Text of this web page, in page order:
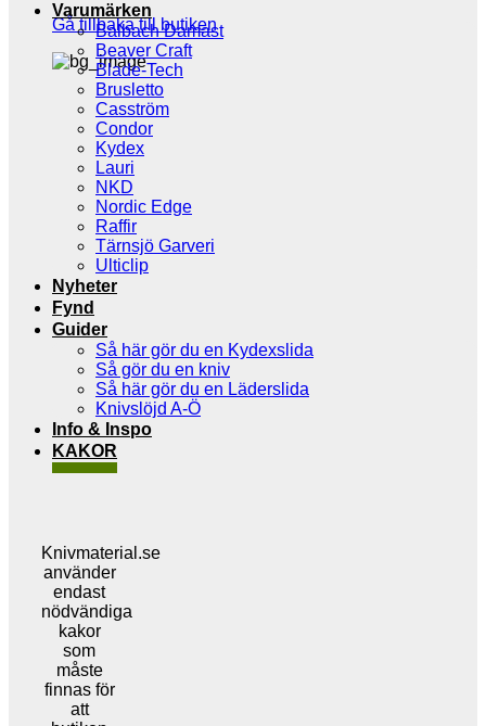
Gå tillbaka till butiken
Varumärken
Balbach Damast
Beaver Craft
Blade-Tech
Brusletto
Casström
Condor
Kydex
Lauri
NKD
Nordic Edge
Raffir
Tärnsjö Garveri
Ulticlip
Nyheter
Fynd
Guider
Så här gör du en Kydexslida
Så gör du en kniv
Så här gör du en Läderslida
Knivslöjd A-Ö
Info & Inspo
KAKOR
Knivmaterial.se
använder
endast
nödvändiga
kakor
som
måste
finnas för
att